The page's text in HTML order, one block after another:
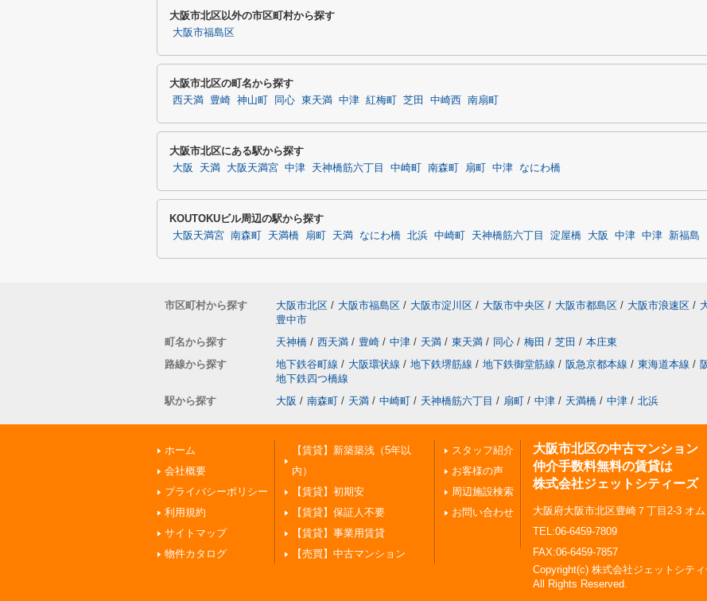
大阪市北区以外の市区町村から探す
大阪市福島区
大阪市北区の町名から探す
西天満 豊崎 神山町 同心 東天満 中津 紅梅町 芝田 中崎西 南扇町
大阪市北区にある駅から探す
大阪 天満 大阪天満宮 中津 天神橋筋六丁目 中崎町 南森町 扇町 中津 なにわ橋
KOUTOKUビル周辺の駅から探す
大阪天満宮 南森町 天満橋 扇町 天満 なにわ橋 北浜 中崎町 天神橋筋六丁目 淀屋橋 大阪 中津 中津 新福島
市区町村から探す 大阪市北区 / 大阪市福島区 / 大阪市淀川区 / 大阪市中央区 / 大阪市都島区 / 大阪市浪速区 /
豊中市
町名から探す
天神橋 / 西天満 / 豊崎 / 中津 / 天満 / 東天満 / 同心 / 梅田 / 芝田 / 本庄東
路線から探す
地下鉄谷町線 / 大阪環状線 / 地下鉄堺筋線 / 地下鉄御堂筋線 / 阪急京都本線 / 東海道本線 /
地下鉄四つ橋線
駅から探す
大阪 / 南森町 / 天満 / 中崎町 / 天神橋筋六丁目 / 扇町 / 中津 / 天満橋 / 中津 / 北浜
ホーム
会社概要
プライバシーポリシー
利用規約
サイトマップ
物件カタログ
【賃貸】新築築浅（5年以
内）
【賃貸】初期安
【賃貸】保証人不要
【賃貸】事業用賃貸
【売買】中古マンション
スタッフ紹介
お客様の声
周辺施設検索
お問い合わせ
大阪市北区の中古マンション
仲介手数料無料の賃貸は
株式会社ジェットシティーズ
大阪府大阪市北区豊崎７丁目2-3 オ
TEL:06-6459-7809
FAX:06-6459-7857
Copyright(c) 株式会社ジェットシテ
All Rights Reserved.